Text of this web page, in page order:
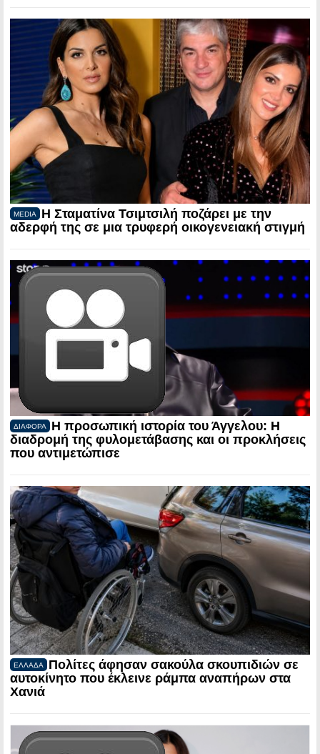
MEDIA
Η Σταματίνα Τσιμτσιλή ποζάρει με την
αδερφή της σε μια τρυφερή οικογενειακή στιγμή
ΔΙΑΦΟΡΑ
Η προσωπική ιστορία του Άγγελου: Η
διαδρομή της φυλομετάβασης και οι προκλήσεις
που αντιμετώπισε
ΕΛΛΑΔΑ
Πολίτες άφησαν σακούλα σκουπιδιών σε
αυτοκίνητο που έκλεινε ράμπα αναπήρων στα
Χανιά